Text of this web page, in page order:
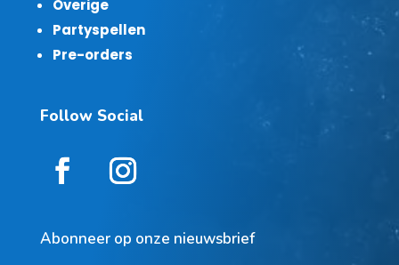
Overige
Partyspellen
Pre-orders
Follow Social
Abonneer op onze nieuwsbrief